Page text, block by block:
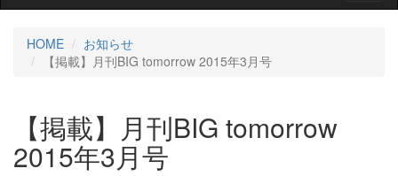
HOME
お知らせ
【掲載】月刊BIG tomorrow 2015年3月号
【掲載】月刊BIG tomorrow
2015年3月号